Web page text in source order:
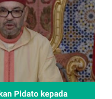
Pidato kepada